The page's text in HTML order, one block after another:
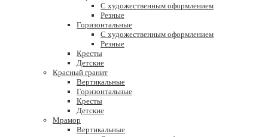
С художественным оформлением
Резные
Горизонтальные
С художественным оформлением
Резные
Кресты
Детские
Красный гранит
Вертикальные
Горизонтальные
Кресты
Детские
Мрамор
Вертикальные